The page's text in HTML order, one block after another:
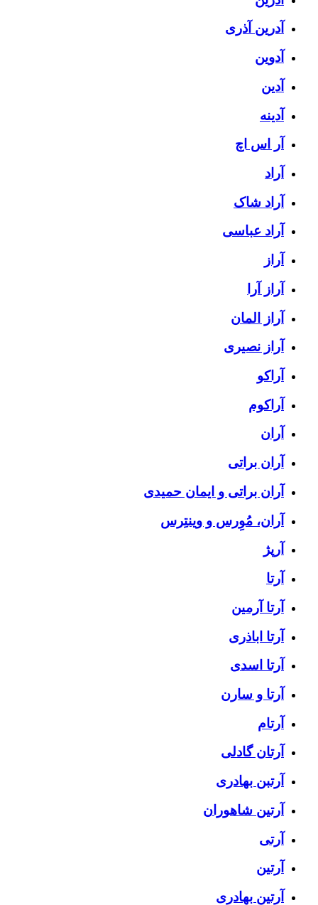
آدرین آذری
آدوین
آدین
آدینه
آر اس اچ
آراد
آراد شاک
آراد عباسی
آراز
آراز آرا
آراز المان
آراز نصیری
آراکو
آراکوم
آران
آران براتی
آران براتی و ایمان حمیدی
آران، مُوِرس و وینتِرس
آرپژ
آرتا
آرتا آرمین
آرتا اباذری
آرتا اسدی
آرتا و سارن
آرتام
آرتان گادلی
آرتبن بهادری
آرتين شاهوران
آرتی
آرتین
آرتین بهادری